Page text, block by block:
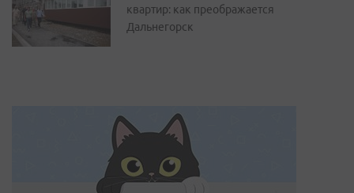
квартир: как преображается
Дальнегорск